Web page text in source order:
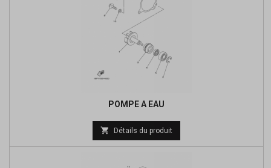
POMPE A EAU
Prix
de
 Détails du produit